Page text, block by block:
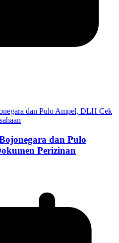
dan Pulo
Perizinan